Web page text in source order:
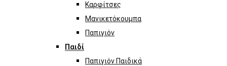
Καρφίτσες
Μανικετόκουμπα
Παπιγιόν
Παιδί
Παπιγιόν Παιδικά